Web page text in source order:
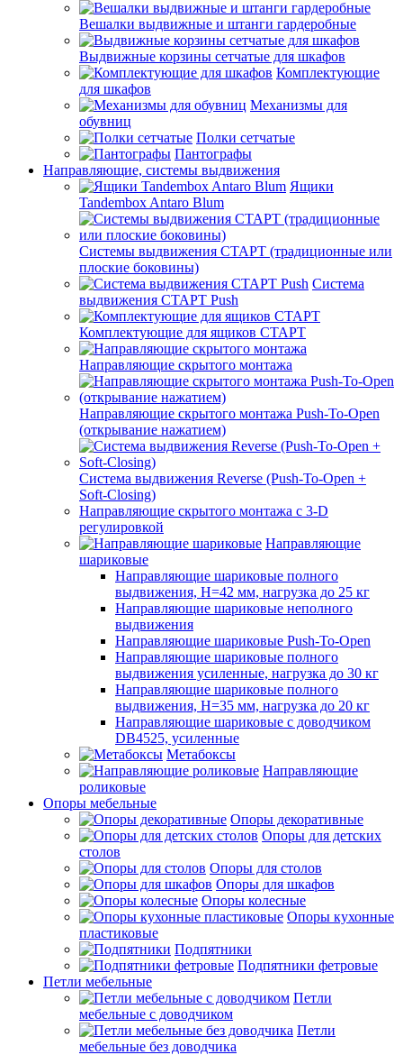
Вешалки выдвижные и штанги гардеробные
Выдвижные корзины сетчатые для шкафов
Комплектующие
для шкафов
Механизмы для
обувниц
Полки сетчатые
Пантографы
Направляющие, системы выдвижения
Ящики
Tandembox Antaro Blum
Системы выдвижения СТАРТ (традиционные или
плоские боковины)
Система
выдвижения СТАРТ Push
Комплектующие для ящиков СТАРТ
Направляющие скрытого монтажа
Направляющие скрытого монтажа Push-To-Open
(открывание нажатием)
Система выдвижения Reverse (Push-To-Open +
Soft-Closing)
Направляющие скрытого монтажа с 3-D
регулировкой
Направляющие
шариковые
Направляющие шариковые полного
выдвижения, H=42 мм, нагрузка до 25 кг
Направляющие шариковые неполного
выдвижения
Направляющие шариковые Push-To-Open
Направляющие шариковые полного
выдвижения усиленные, нагрузка до 30 кг
Направляющие шариковые полного
выдвижения, H=35 мм, нагрузка до 20 кг
Направляющие шариковые с доводчиком
DB4525, усиленные
Метабоксы
Направляющие
роликовые
Опоры мебельные
Опоры декоративные
Опоры для детских
столов
Опоры для столов
Опоры для шкафов
Опоры колесные
Опоры кухонные
пластиковые
Подпятники
Подпятники фетровые
Петли мебельные
Петли
мебельные с доводчиком
Петли
мебельные без доводчика